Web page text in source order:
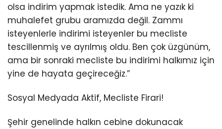
olsa indirim yapmak istedik. Ama ne yazık ki
muhalefet grubu aramızda değil. Zammı
isteyenlerle indirimi isteyenler bu mecliste
tescillenmiş ve ayrılmış oldu. Ben çok üzgünüm,
ama bir sonraki mecliste bu indirimi halkımız için
yine de hayata geçireceğiz.”
Sosyal Medyada Aktif, Mecliste Firari!
Şehir genelinde halkın cebine dokunacak